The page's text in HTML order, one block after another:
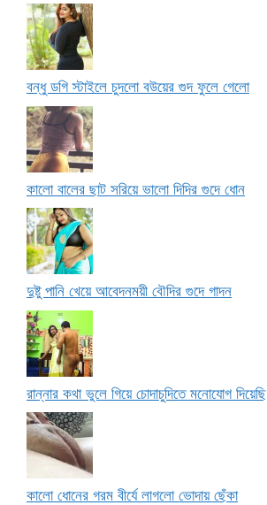
বন্ধু ডগি স্টাইলে চুদলো বউয়ের গুদ ফুলে গেলো
কালো বালের ছাট সরিয়ে ভালো দিদির গুদে ধোন
দুষ্টু পানি খেয়ে আবেদনময়ী বৌদির গুদে গাদন
রান্নার কথা ভুলে গিয়ে চোদাচুদিতে মনোযোগ দিয়েছি
কালো ধোনের গরম বীর্যে লাগলো ভোদায় ছেঁকা